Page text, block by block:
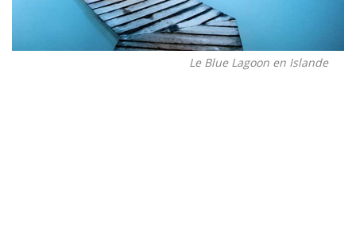
Le Blue Lagoon en Islande